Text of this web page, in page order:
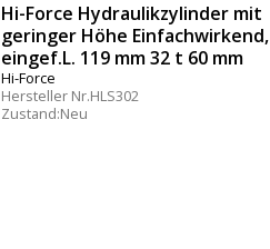
Hi-Force Hydraulikzylinder mit
geringer Höhe Einfachwirkend,
eingef.L. 119 mm 32 t 60 mm
Hi-Force
Hersteller Nr.HLS302
Zustand:Neu